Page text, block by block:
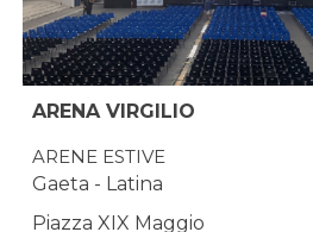
ARENA VIRGILIO
ARENE ESTIVE
Gaeta - Latina
Piazza XIX Maggio